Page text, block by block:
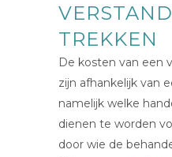
TREKKEN
De kosten van een
zijn afhankelijk van
namelijk welke
dienen te worden
door wie de